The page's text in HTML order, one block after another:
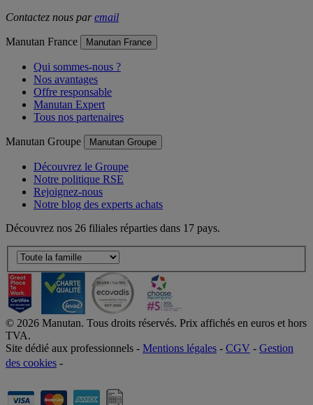
Contactez nous paremail
Manutan France Manutan France
Qui sommes-nous ?
Nos avantages
Offre responsable
Manutan Expert
Tous nos partenaires
Manutan Groupe Manutan Groupe
Découvrez le Groupe
Notre politique RSE
Rejoignez-nous
Notre blog des experts achats
Découvrez nos 26 filiales réparties dans 17 pays.
© 2026 Manutan. Tous droits réservés. Prix affichés en euros et hors
TVA.
Site dédié aux professionnels - Mentions légales - CGV - Gestion
des cookies -